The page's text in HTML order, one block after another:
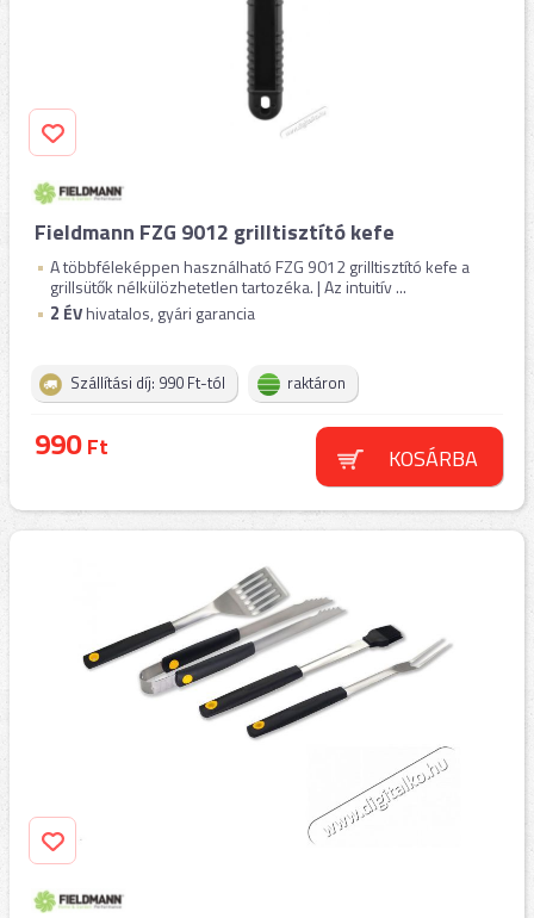
Fieldmann FZG 9012 grilltisztító kefe
A többféleképpen használható FZG 9012 grilltisztító kefe a
grillsütők nélkülözhetetlen tartozéka. | Az intuitív ...
2 ÉVhivatalos, gyári garancia
Szállítási díj: 990 Ft-tól raktáron
990Ft KOSÁRBA